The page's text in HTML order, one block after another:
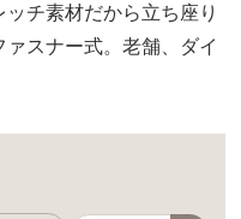
チ素材だから立ち座り
スナー式。老舗、ダイ